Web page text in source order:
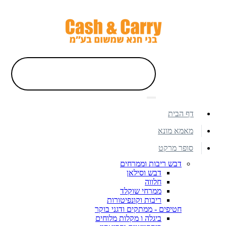
דף הבית
מאמא מונא
סופר מרקט
דבש ריבות וממרחים
דבש וסילאן
חלווה
ממרחי שוקלד
ריבות וקונפיטורות
חטיפים - ממתקים ודגני בוקר
ביגלה ו מקלות מלוחים